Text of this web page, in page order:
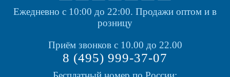
Ежедневно с 10:00 до 22:00. Продажи оптом и в
розницу
Приём звонков с 10.00 до 22.00
8 (495) 999-37-07